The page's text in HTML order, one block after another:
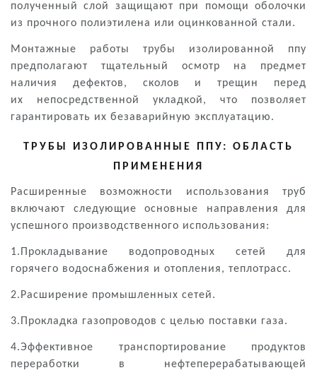
полученный слой защищают при помощи оболочки
из прочного полиэтилена или оцинкованной стали.
Монтажные работы трубы изолированной ппу
предполагают тщательный осмотр на предмет
наличия дефектов, сколов и трещин перед
их непосредственной укладкой, что позволяет
гарантировать их безаварийную эксплуатацию.
ТРУБЫ ИЗОЛИРОВАННЫЕ ППУ: ОБЛАСТЬ
ПРИМЕНЕНИЯ
Расширенные возможности использования труб
включают следующие основные направления для
успешного производственного использования:
1.Прокладывание водопроводных сетей для
горячего водоснабжения и отопления, теплотрасс.
2.Расширение промышленных сетей.
3.Прокладка газопроводов с целью поставки газа.
4.Эффективное транспортирование продуктов
переработки в нефтеперерабатывающей